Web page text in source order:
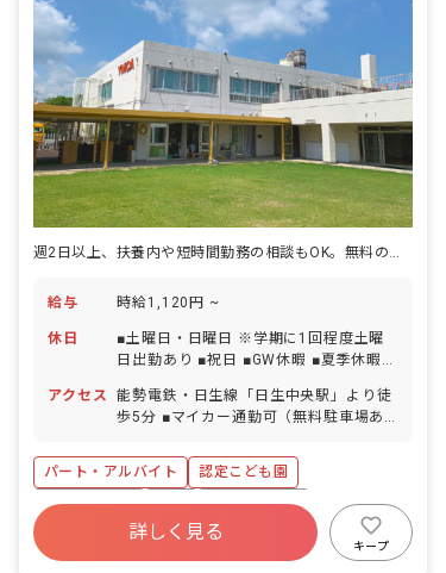
週2日以上、扶養内や短時間勤務の相談もOK。無料の駐車場を完備
給与 時給1,120円 ~
休日
■土曜日・日曜日 ※学期に1回程度土曜
日出勤あり ■祝日 ■GW休暇 ■夏季休暇
1/3） ■有給休暇（法定通り加入） ■慶
弔休暇 ■産前産後・育児休暇 ■特別休暇
アクセス
能勢電鉄・日生線「日生中央駅」より徒
歩5分 ■マイカー通勤可（無料駐車場あ
パート・アルバイト
認定こども園
社会保険完備
有給
福利厚生充実
産休育休制度
詳しく見る
キープ